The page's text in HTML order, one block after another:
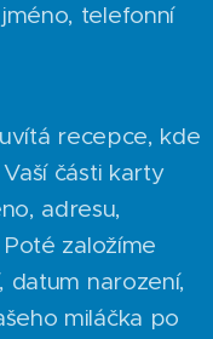
telefonní
recepce, kde
části karty
adresu,
založíme
datum narození,
miláčka po